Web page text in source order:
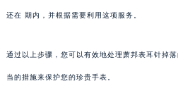
还在 期内，并根据需要利用这项服务。
通过以上步骤，您可以有效地处理萧邦表耳针掉
当的措施来保护您的珍贵手表。